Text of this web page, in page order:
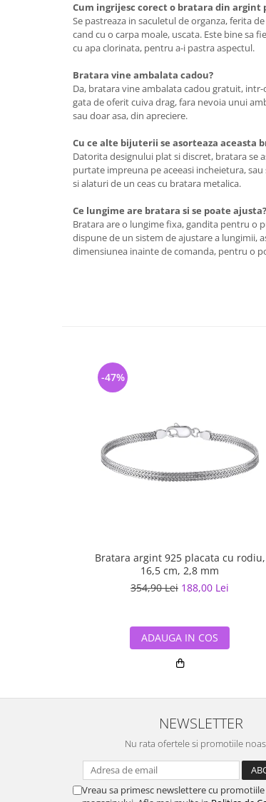
Cum ingrijesc corect o bratara din argint
Se pastreaza in saculetul de organza, ferita
cand cu o carpa moale, uscata. Este bine sa
cu apa clorinata, pentru a-i pastra aspectul.
Bratara vine ambalata cadou?
Da, bratara vine ambalata cadou gratuit,
gata de oferit cuiva drag, fara nevoia unui
sau doar asa, din apreciere.
Cu ce alte bijuterii se asorteaza aceasta
Datorita designului plat si discret, bratara se
purtate impreuna pe aceeasi incheietura,
si alaturi de un ceas cu bratara metalica.
Ce lungime are bratara si se poate ajusta?
Bratara are o lungime fixa, gandita pentru o
dispune de un sistem de ajustare a lungimii,
dimensiunea inainte de comanda, pentru o
Bratara argint 925 placata cu rodiu,
16,5 cm, 2,8 mm
354,90 Lei 188,00 Lei
-47%
ADAUGA IN COS
NEWSLETTER
Nu rata ofertele si promotiile
Vreau sa primesc newslettere cu